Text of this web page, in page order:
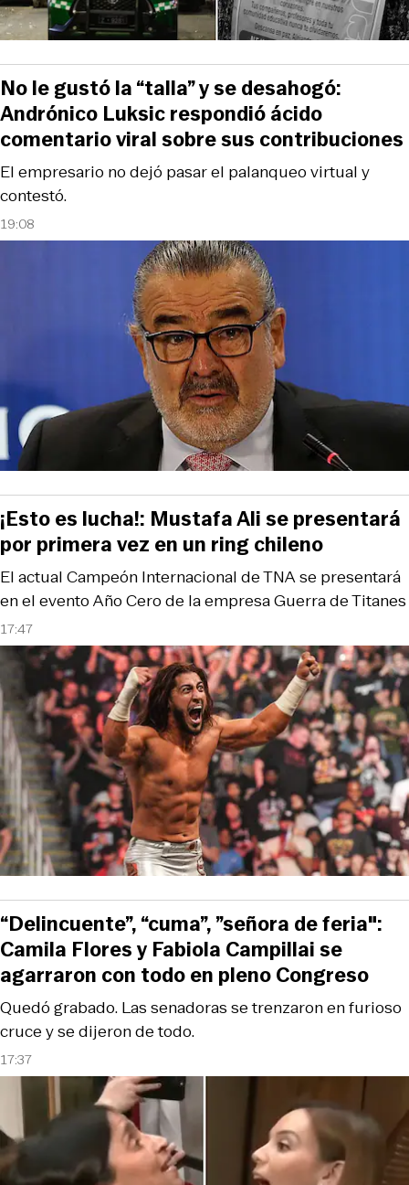
19:08
El empresario no dejó pasar el palanqueo virtual y
contestó.
No le gustó la “talla” y se desahogó:
Andrónico Luksic respondió ácido
comentario viral sobre sus contribuciones
17:47
El actual Campeón Internacional de TNA se presentará
en el evento Año Cero de la empresa Guerra de Titanes
¡Esto es lucha!: Mustafa Ali se presentará
por primera vez en un ring chileno
17:37
Quedó grabado. Las senadoras se trenzaron en furioso
cruce y se dijeron de todo.
“Delincuente”, “cuma”, ”señora de feria":
Camila Flores y Fabiola Campillai se
agarraron con todo en pleno Congreso